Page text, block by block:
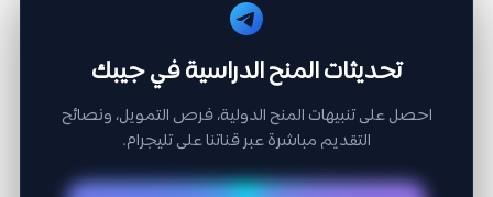
تحديثات المنح الدراسية في جيبك
احصل على تنبيهات المنح الدولية، فرص التمويل، ونصائح
التقديم مباشرة عبر قناتنا على تليجرام.